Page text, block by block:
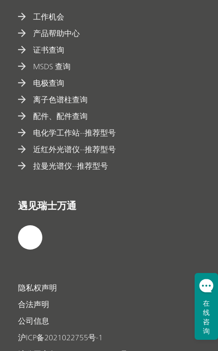
工作机会
产品帮助中心
证书查询
MSDS 查询
电极查询
离子色谱柱查询
配件、配件查询
电化学工作站--推荐型号
近红外光谱仪--推荐型号
拉曼光谱仪--推荐型号
遇见瑞士万通
隐私权声明
合法声明
公司信息
沪ICP备2021022755号-1
在
线
咨
询